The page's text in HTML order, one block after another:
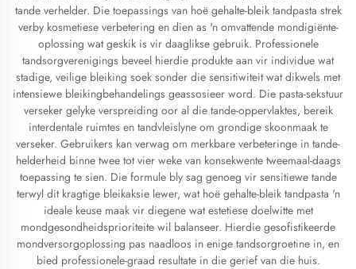
tande verhelder. Die toepassings van hoë gehalte-bleik tandpasta strek
verby kosmetiese verbetering en dien as 'n omvattende mondigiënte-
oplossing wat geskik is vir daaglikse gebruik. Professionele
tandsorgverenigings beveel hierdie produkte aan vir individue wat
stadige, veilige bleiking soek sonder die sensitiwiteit wat dikwels met
intensiewe bleikingbehandelings geassosieer word. Die pasta-sekstuur
verseker gelyke verspreiding oor al die tande-oppervlaktes, bereik
interdentale ruimtes en tandvleislyne om grondige skoonmaak te
verseker. Gebruikers kan verwag om merkbare verbeteringe in tande-
helderheid binne twee tot vier weke van konsekwente tweemaal-daags
toepassing te sien. Die formule bly sag genoeg vir sensitiewe tande
terwyl dit kragtige bleikaksie lewer, wat hoë gehalte-bleik tandpasta 'n
ideale keuse maak vir diegene wat estetiese doelwitte met
mondgesondheidsprioriteite wil balanseer. Hierdie gesofistikeerde
mondversorgoplossing pas naadloos in enige tandsorgroetine in, en
bied professionele-graad resultate in die gerief van die huis.